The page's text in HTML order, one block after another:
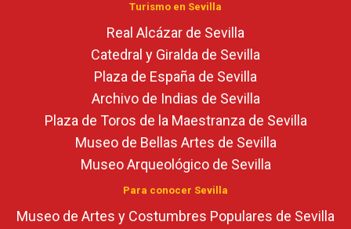
Turismo en Sevilla
Real Alcázar de Sevilla
Catedral y Giralda de Sevilla
Plaza de España de Sevilla
Archivo de Indias de Sevilla
Plaza de Toros de la Maestranza de Sevilla
Museo de Bellas Artes de Sevilla
Museo Arqueológico de Sevilla
Para conocer Sevilla
Museo de Artes y Costumbres Populares de Sevilla